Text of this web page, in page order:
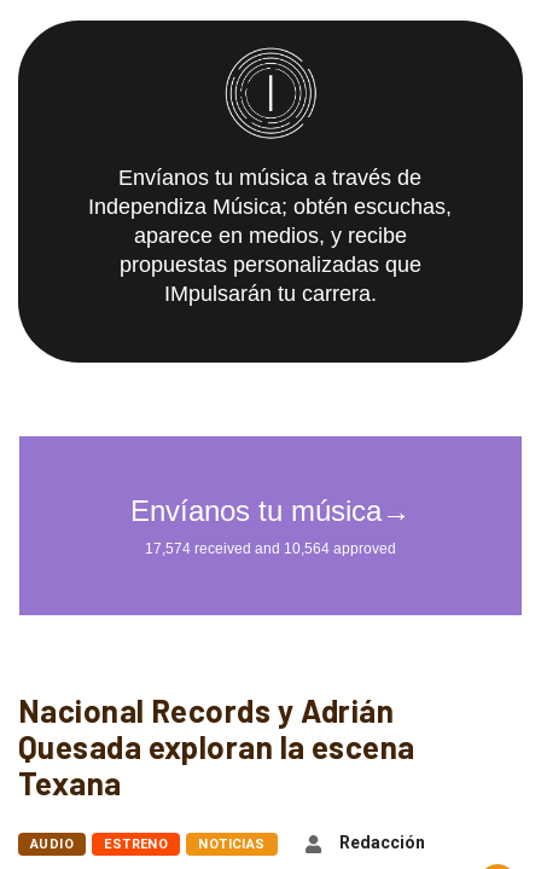
Envíanos tu música a través de
Independiza Música; obtén escuchas,
aparece en medios, y recibe
propuestas personalizadas que
IMpulsarán tu carrera.
Nacional Records y Adrián
Quesada exploran la escena
Texana
AUDIO ESTRENO NOTICIAS
Redacción